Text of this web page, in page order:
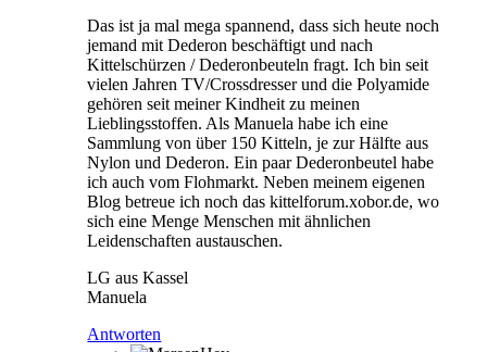
Das ist ja mal mega spannend, dass sich heute noch
jemand mit Dederon beschäftigt und nach
Kittelschürzen / Dederonbeuteln fragt. Ich bin seit
vielen Jahren TV/Crossdresser und die Polyamide
gehören seit meiner Kindheit zu meinen
Lieblingsstoffen. Als Manuela habe ich eine
Sammlung von über 150 Kitteln, je zur Hälfte aus
Nylon und Dederon. Ein paar Dederonbeutel habe
ich auch vom Flohmarkt. Neben meinem eigenen
Blog betreue ich noch das kittelforum.xobor.de, wo
sich eine Menge Menschen mit ähnlichen
Leidenschaften austauschen.
LG aus Kassel
Manuela
Antworten